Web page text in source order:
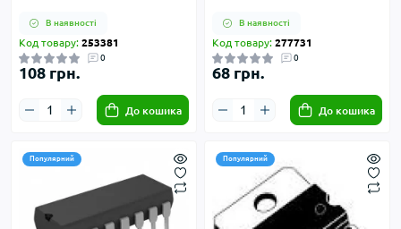
В наявності
Код товару: 253381
0
108 грн.
До кошика
В наявності
Код товару: 277731
0
68 грн.
До кошика
Популярний Популярний